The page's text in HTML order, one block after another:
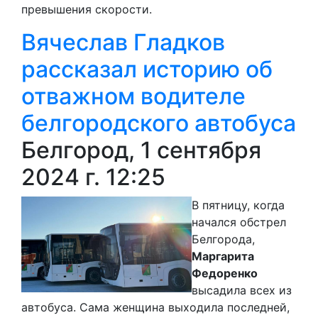
превышения скорости.
Вячеслав Гладков
рассказал историю об
отважном водителе
белгородского автобуса
Белгород, 1 сентября
2024 г. 12:25
В пятницу, когда
начался обстрел
Белгорода,
Маргарита
Федоренко
высадила всех из
автобуса. Сама женщина выходила последней,